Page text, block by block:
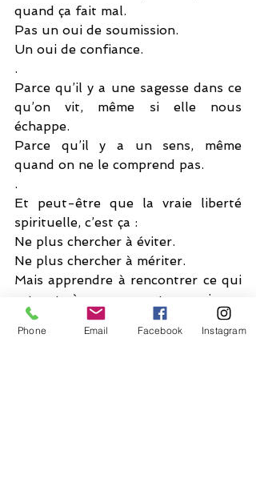
quand ça fait mal.
Pas un oui de soumission.
Un oui de confiance.
.
Parce qu’il y a une sagesse dans ce
qu’on vit, même si elle nous
échappe.
Parce qu’il y a un sens, même
quand on ne le comprend pas.
.
Et peut-être que la vraie liberté
spirituelle, c’est ça :
Ne plus chercher à éviter.
Ne plus chercher à mériter.
Mais apprendre à rencontrer ce qui
est, et à se rencontrer soi, au
passage.
Phone Email Facebook Instagram